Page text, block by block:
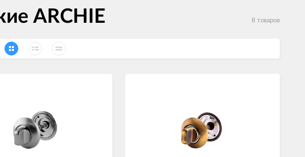
ARCHIE 8 товаров